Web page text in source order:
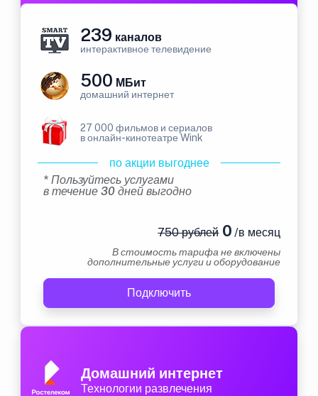
239 каналов
интерактивное телевидение
500 МБит
домашний интернет
27 000 фильмов и сериалов
в онлайн-кинотеатре Wink
по акции выгоднее
* Пользуйтесь услугами
в течение 30 дней выгодно
750 рублей0 /в месяц
В стоимость тарифа не включены
дополнительные услуги и оборудование
Подключить
Домашний интернет
Технологии развлечения